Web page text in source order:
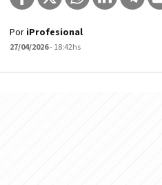
Por iProfesional
27/04/2026- 18:42hs